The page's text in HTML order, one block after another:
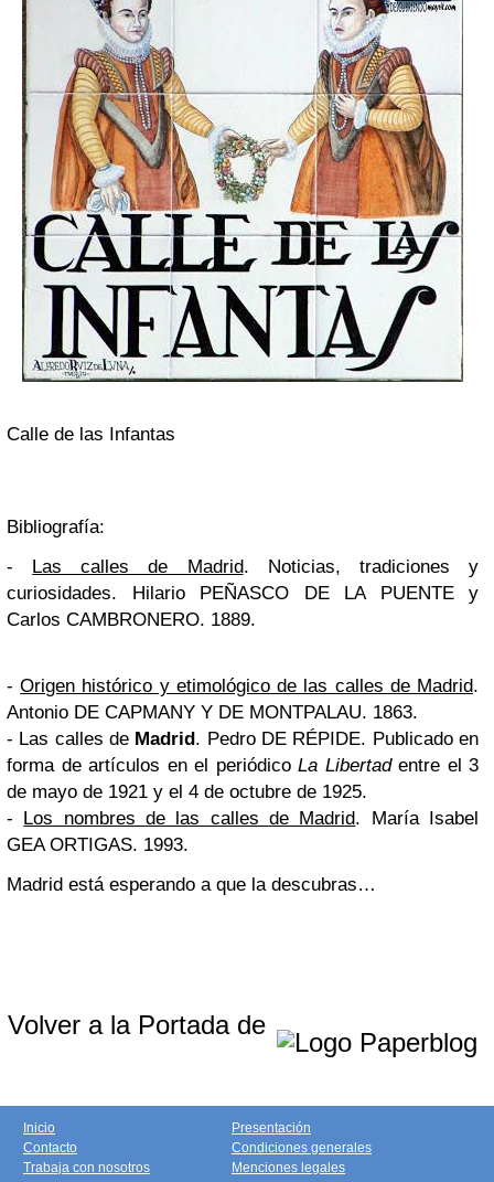
Calle de las Infantas
Bibliografía:
- Las calles de Madrid. Noticias, tradiciones y
curiosidades. Hilario PEÑASCO DE LA PUENTE y
Carlos CAMBRONERO. 1889.
-Origen histórico y etimológico de las calles de Madrid.
Antonio DE CAPMANY Y DE MONTPALAU. 1863.
- Las calles de Madrid. Pedro DE RÉPIDE. Publicado en
forma de artículos en el periódico La Libertadentre el 3
de mayo de 1921 y el 4 de octubre de 1925.
- Los nombres de las calles de Madrid. María Isabel
GEA ORTIGAS. 1993.
Madrid está esperando a que la descubras…
Volver a la Portada de
Inicio
Contacto
Trabaja con nosotros
Presentación
Condiciones generales
Menciones legales